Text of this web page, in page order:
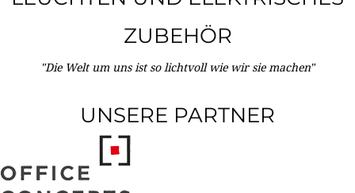
ZUBEHÖR
"Die Welt um uns ist so lichtvoll wie wir sie machen"
UNSERE PARTNER